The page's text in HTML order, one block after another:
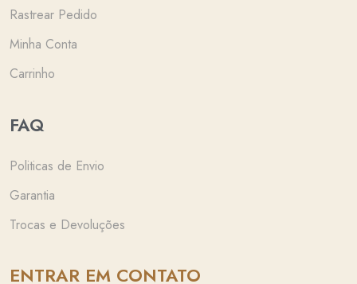
Rastrear Pedido
Minha Conta
Carrinho
FAQ
Politicas de Envio
Garantia
Trocas e Devoluções
ENTRAR EM CONTATO